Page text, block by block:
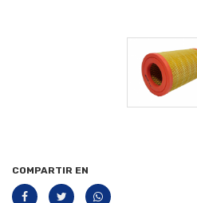
COMPARTIR EN